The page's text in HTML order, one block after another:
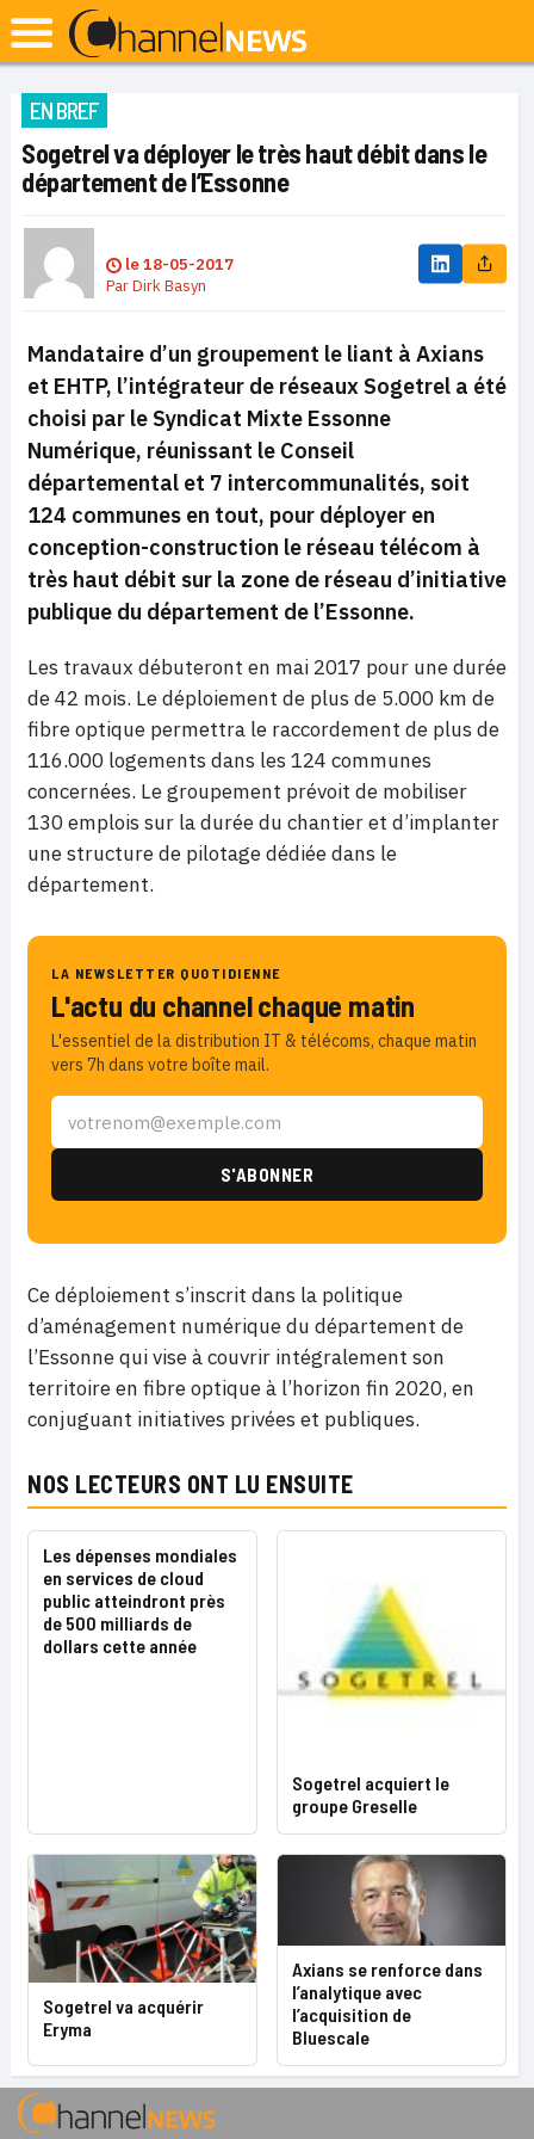
EN BREF
Sogetrel va déployer le très haut débit dans le
département de l’Essonne
le18-05-2017
ParDirk Basyn
Mandataire d’un groupement le liant à Axians
et EHTP, l’intégrateur de réseaux Sogetrel a été
choisi par le Syndicat Mixte Essonne
Numérique, réunissant le Conseil
départemental et 7 intercommunalités, soit
124 communes en tout, pour déployer en
conception-construction le réseau télécom à
très haut débit sur la zone de réseau d’initiative
publique du département de l’Essonne.
Les travaux débuteront en mai 2017 pour une durée
de 42 mois. Le déploiement de plus de 5.000 km de
fibre optique permettra le raccordement de plus de
116.000 logements dans les 124 communes
concernées. Le groupement prévoit de mobiliser
130 emplois sur la durée du chantier et d’implanter
une structure de pilotage dédiée dans le
département.
LA NEWSLETTER QUOTIDIENNE
L'actu du channel chaque matin
L'essentiel de la distribution IT & télécoms, chaque matin
vers 7h dans votre boîte mail.
Ce déploiement s’inscrit dans la politique
d’aménagement numérique du département de
l’Essonne qui vise à couvrir intégralement son
territoire en fibre optique à l’horizon fin 2020, en
conjuguant initiatives privées et publiques.
NOS LECTEURS ONT LU ENSUITE
Les dépenses mondiales
en services de cloud
public atteindront près
de 500 milliards de
dollars cette année
Sogetrel acquiert le
groupe Greselle
Sogetrel va acquérir
Eryma
Axians se renforce dans
l’analytique avec
l’acquisition de
Bluescale